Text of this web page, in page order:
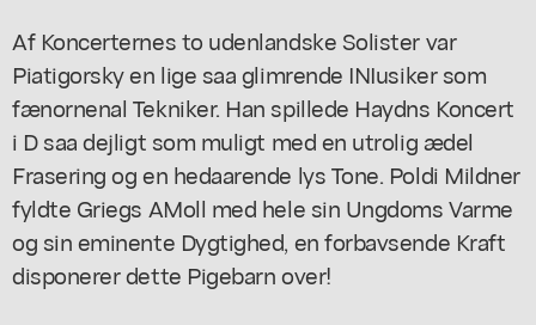
Af Koncerternes to udenlandske Solister var
Piatigorsky en lige saa glimrende INIusiker som
fænornenal Tekniker. Han spillede Haydns Koncert
i D saa dejligt som muligt med en utrolig ædel
Frasering og en hedaarende lys Tone. Poldi Mildner
fyldte Griegs AMoll med hele sin Ungdoms Varme
og sin eminente Dygtighed, en forbavsende Kraft
disponerer dette Pigebarn over!